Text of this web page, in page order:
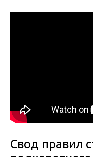
Свод правил